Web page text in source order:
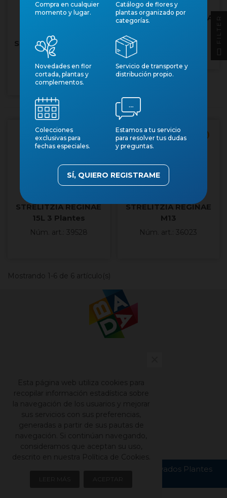
STRELITZIA AUGUSTA
M28
Núm. art.: 30162
STRELITZIA AUGUSTA
STRELITZIA REGINAE
15L 3 Plantes
Núm. art.: 39528
Cantidad mínima 8
STRELITZIA REGINAE
M13
Núm. art.: 36023
Mostrando 1-6 de 6 artículo(s)
Aviso legal
Política de privacidad
Política de cookies
Copyright © Todos los derechos reservados Plantes
Esta página web utiliza cookies para
recopilar información estadística sobre
la navegación de los usuarios y mejorar
sus servicios con sus preferencias,
generadas a partir de sus pautas de
navegación. Si continúan navegando,
consideramos que aceptan su uso,
descrito en nuestra Política de Cookies.
Compra en cualquier
momento y lugar.
Catálogo de flores y
plantas organizado por
categorías.
Novedades en flor
cortada, plantas y
complementos.
Servicio de transporte y
distribución propio.
Colecciones
exclusivas para
fechas especiales.
Estamos a tu servicio
para resolver tus dudas
y preguntas.
SÍ, QUIERO REGISTRAME
FILTER